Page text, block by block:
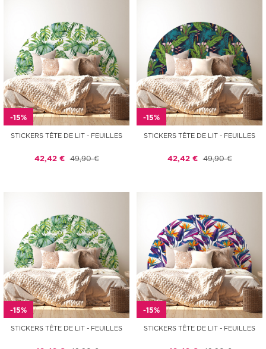
-15%
STICKERS TÊTE DE LIT - FEUILLES
42,42 € 49,90 €
-15%
STICKERS TÊTE DE LIT - FEUILLES
42,42 € 49,90 €
-15%
STICKERS TÊTE DE LIT - FEUILLES
-15%
STICKERS TÊTE DE LIT - FEUILLES